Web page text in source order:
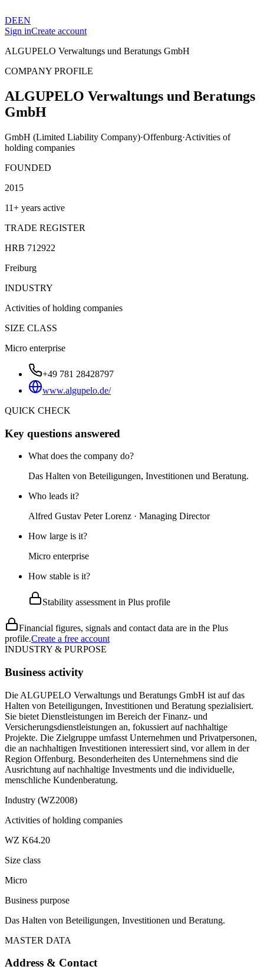
DEEN
Sign inCreate account
ALGUPELO Verwaltungs und Beratungs GmbH
COMPANY PROFILE
ALGUPELO Verwaltungs und Beratungs
GmbH
GmbH (Limited Liability Company)·Offenburg·Activities of
holding companies
FOUNDED
2015
11+ years active
TRADE REGISTER
HRB 712922
Freiburg
INDUSTRY
Activities of holding companies
SIZE CLASS
Micro enterprise
+49 781 28428797
www.algupelo.de/
QUICK CHECK
Key questions answered
What does the company do?
Das Halten von Beteiligungen, Investitionen und Beratung.
Who leads it?
Alfred Gustav Peter Lorenz · Managing Director
How large is it?
Micro enterprise
How stable is it?
Stability assessment in Plus profile
Financial figures, signals and contact data are in the Plus
profile.Create a free account
INDUSTRY & PURPOSE
Business activity
Die ALGUPELO Verwaltungs und Beratungs GmbH ist auf das
Halten von Beteiligungen, Investitionen und Beratung spezialisiert.
Sie bietet Dienstleistungen im Bereich der Finanz- und
Versicherungsdienstleistungen an, fokussiert auf nachhaltige
Projekte. Die Zielgruppe umfasst Unternehmen und Privatpersonen,
die an nachhaltigen Investitionen interessiert sind, vor allem in der
Region Offenburg. Besonderheiten des Unternehmens sind die
Ausrichtung auf nachhaltige Investments und die individuelle,
menschliche Kundenberatung.
Industry (WZ2008)
Activities of holding companies
WZ K64.20
Size class
Micro
Business purpose
Das Halten von Beteiligungen, Investitionen und Beratung.
MASTER DATA
Address & Contact